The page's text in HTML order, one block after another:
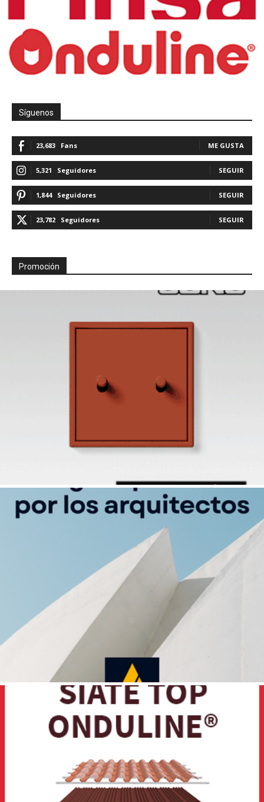
Síguenos
23,683 Fans ME GUSTA
5,321 Seguidores SEGUIR
1,844 Seguidores SEGUIR
23,782 Seguidores SEGUIR
Promoción